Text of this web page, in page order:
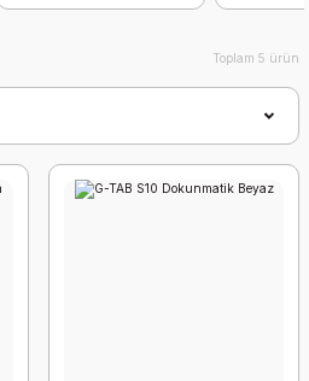
Toplam 5 ürün